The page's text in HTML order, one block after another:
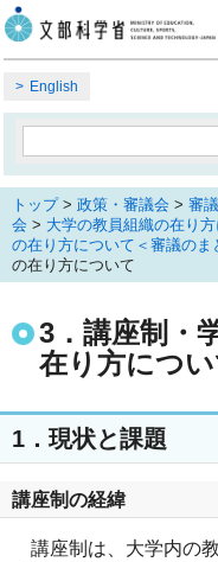
English
トップ> 政策・審議会 > 審
会 > 大学の教員組織の在り
の在り方について＜審議のま
の在り方について
3．講座制・
在り方につい
1．現状と課題
講座制の経緯
講座制は、大学内の